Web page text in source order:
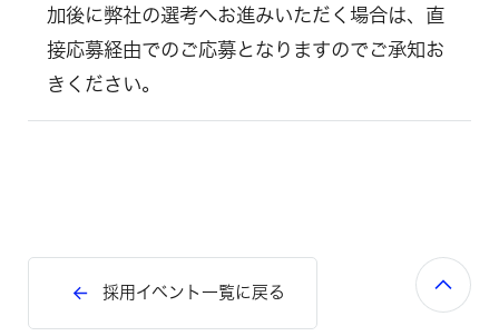
加後に弊社の選考へお進みいただく場合は、直
接応募経由でのご応募となりますのでご承知お
きください。
採用イベント一覧に戻る